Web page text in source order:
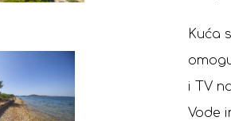
Kuća
i TV
Vode